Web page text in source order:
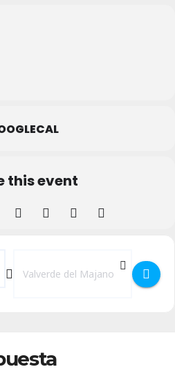
this event
- Escuela de Verano
Destination Address - Escuela de